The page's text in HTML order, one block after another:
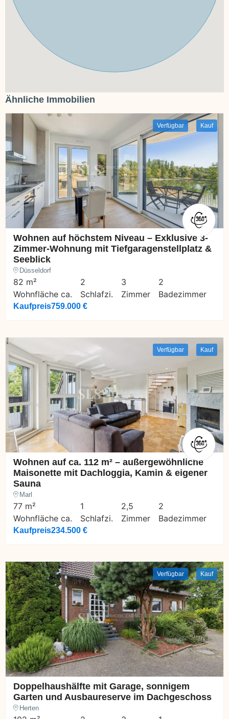
Ähnliche Immobilien
Verfügbar Kauf
Wohnen auf höchstem Niveau – Exklusive 3-
Zimmer-Wohnung mit Tiefgaragenstellplatz &
Seeblick
Düsseldorf
82 m²
Wohnfläche ca.
2
Schlafzi.
3
Zimmer
2
Badezimmer
Kaufpreis759.000 €
Verfügbar Kauf
Wohnen auf ca. 112 m² – außergewöhnliche
Maisonette mit Dachloggia, Kamin & eigener
Sauna
Marl
77 m²
Wohnfläche ca.
1
Schlafzi.
2,5
Zimmer
2
Badezimmer
Kaufpreis234.500 €
Verfügbar Kauf
Doppelhaushälfte mit Garage, sonnigem
Garten und Ausbaureserve im Dachgeschoss
Herten